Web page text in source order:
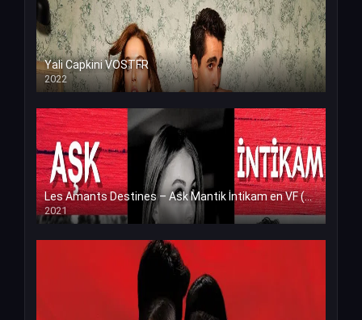
Yali Capkini VOSTFR
2022
Les Amants Destines – Ask Mantik İntikam en VF (Voix Francaise)
2021